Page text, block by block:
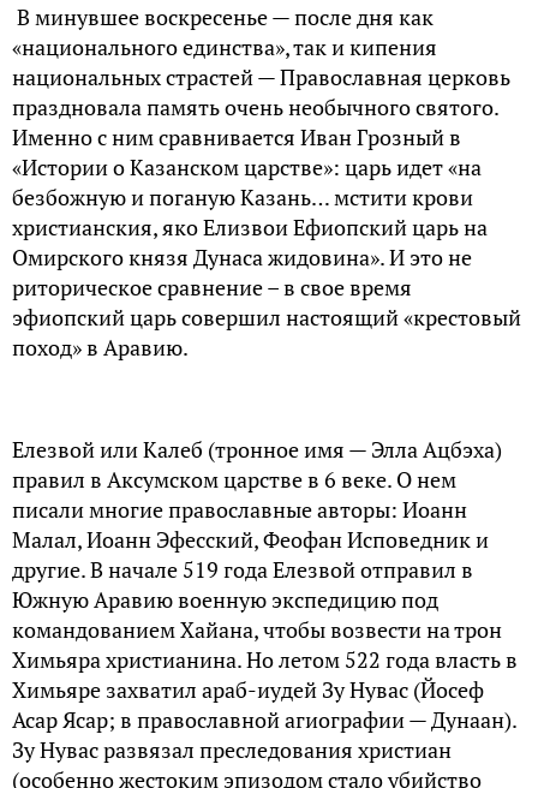
В минувшее воскресенье — после дня как
«национального единства», так и кипения
национальных страстей — Православная церковь
праздновала память очень необычного святого.
Именно с ним сравнивается Иван Грозный в
«Истории о Казанском царстве»: царь идет «на
безбожную и поганую Казань… мстити крови
христианския, яко Елизвои Ефиопский царь на
Омирского князя Дунаса жидовина». И это не
риторическое сравнение – в свое время
эфиопский царь совершил настоящий «крестовый
поход» в Аравию.
Елезвой или Калеб (тронное имя — Элла Ацбэха)
правил в Аксумском царстве в 6 веке. О нем
писали многие православные авторы: Иоанн
Малал, Иоанн Эфесский, Феофан Исповедник и
другие. В начале 519 года Елезвой отправил в
Южную Аравию военную экспедицию под
командованием Хайана, чтобы возвести на трон
Химьяра христианина. Но летом 522 года власть в
Химьяре захватил араб-иудей Зу Нувас (Йосеф
Асар Ясар; в православной агиографии — Дунаан).
Зу Нувас развязал преследования христиан
(особенно жестоким эпизодом стало убийство